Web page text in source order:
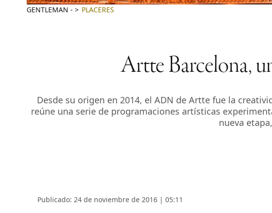
GENTLEMAN - PLACERES
Artte Barcelona,
Desde su origen en 2014, el ADN de Artte fue la
reúne una serie de programaciones artísticas
nueva
Publicado: 24 de noviembre de 2016 | 05:11